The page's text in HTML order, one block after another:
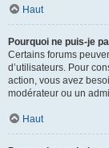
Haut
Pourquoi ne puis-je
Certains forums
d’utilisateurs. Pour
action, vous avez
modérateur ou un
Haut